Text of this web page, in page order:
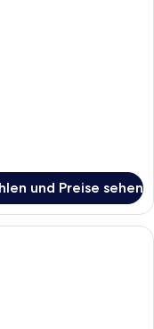
und Preise sehen